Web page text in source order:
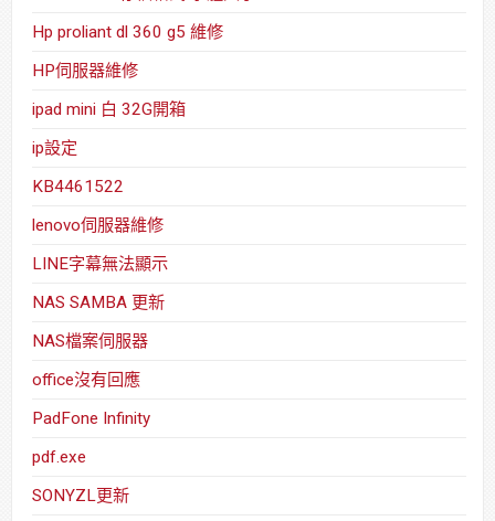
Hp proliant dl 360 g5 維修
HP伺服器維修
ipad mini 白 32G開箱
ip設定
KB4461522
lenovo伺服器維修
LINE字幕無法顯示
NAS SAMBA 更新
NAS檔案伺服器
office沒有回應
PadFone Infinity
pdf.exe
SONYZL更新